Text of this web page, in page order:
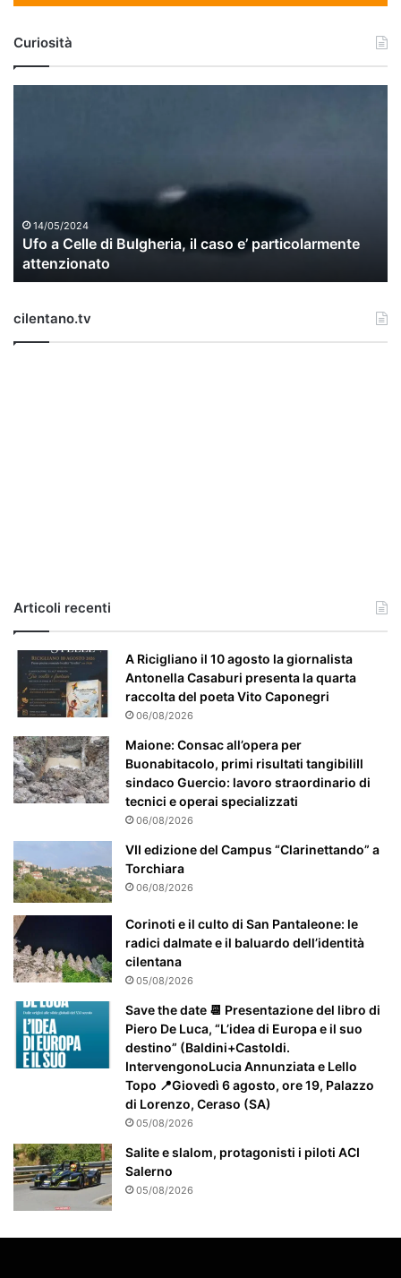
Curiosità
i
u
l
e
p
t
c
o
l
a
n
t
e
a
t
t
e
n
14/05/2024
Ufo a Celle di Bulgheria, il caso e’ particolarmente
attenzionato
cilentano.tv
Articoli recenti
A Ricigliano il 10 agosto la giornalista
Antonella Casaburi presenta la quarta
raccolta del poeta Vito Caponegri
06/08/2026
Maione: Consac all’opera per
Buonabitacolo, primi risultati tangibiliIl
sindaco Guercio: lavoro straordinario di
tecnici e operai specializzati
06/08/2026
VII edizione del Campus “Clarinettando” a
Torchiara
06/08/2026
Corinoti e il culto di San Pantaleone: le
radici dalmate e il baluardo dell’identità
cilentana
05/08/2026
Save the date 📆 Presentazione del libro di
Piero De Luca, “L’idea di Europa e il suo
destino” (Baldini+Castoldi.
IntervengonoLucia Annunziata e Lello
Topo 📍Giovedì 6 agosto, ore 19, Palazzo
di Lorenzo, Ceraso (SA)
05/08/2026
Salite e slalom, protagonisti i piloti ACI
Salerno
05/08/2026